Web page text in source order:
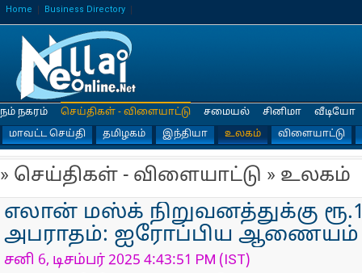
Home Business Directory
நம் நகரம்
செய்திகள் - விளையாட்டு
மாவட்ட செய்தி
தமிழகம் இந்தியா உலகம் விளையாட்டு
சமையல் சினிமா வீடியோ
» செய்திகள் - விளையாட்டு » உலகம்
எலான் மஸ்க் நிறுவனத்துக்கு
அபராதம்: ஐரோப்பிய ஆணையம்
சனி 6, டிசம்பர் 2025 4:43:51 PM (IST)